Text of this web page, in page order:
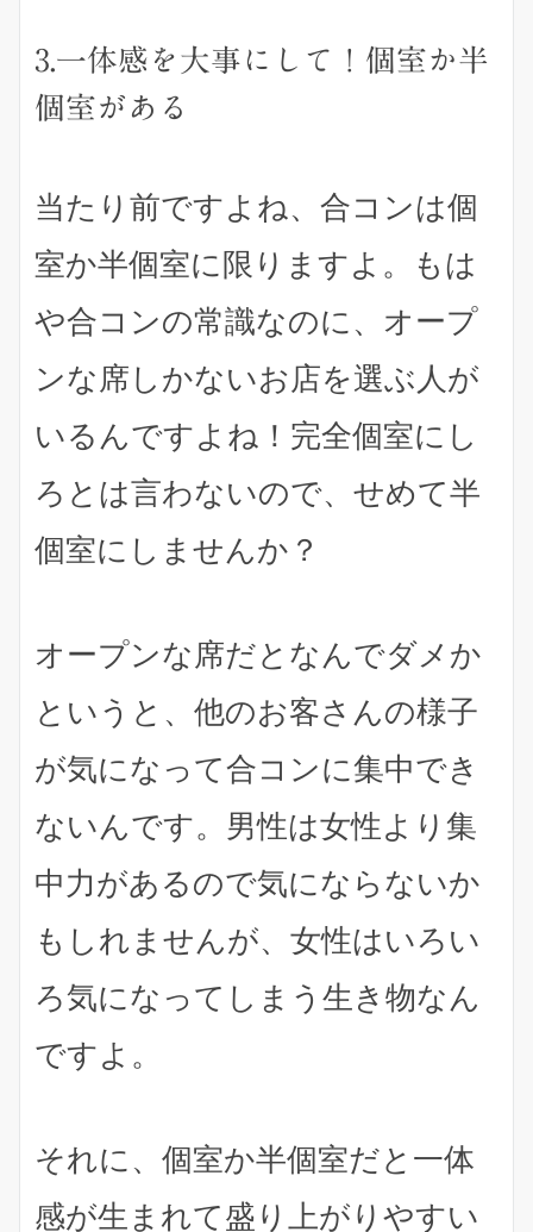
3.一体感を大事にして！個室か半
個室がある
当たり前ですよね、合コンは個
室か半個室に限りますよ。もは
や合コンの常識なのに、オープ
ンな席しかないお店を選ぶ人が
いるんですよね！完全個室にし
ろとは言わないので、せめて半
個室にしませんか？
オープンな席だとなんでダメか
というと、他のお客さんの様子
が気になって合コンに集中でき
ないんです。男性は女性より集
中力があるので気にならないか
もしれませんが、女性はいろい
ろ気になってしまう生き物なん
ですよ。
それに、 個室か半個室だと一体
感が生まれて盛り上がりやすい